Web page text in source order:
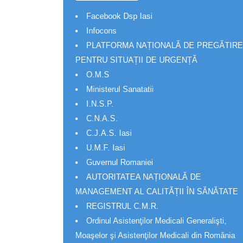
Facebook Dsp Iasi
Infocons
PLATFORMA NAȚIONALĂ DE PREGĂTIRE
PENTRU SITUAȚII DE URGENȚĂ
O.M.S
Ministerul Sanatatii
I.N.S.P.
C.N.A.S.
C.J.A.S. Iasi
U.M.F. Iasi
Guvernul Romaniei
AUTORITATEA NAȚIONALĂ DE
MANAGEMENT AL CALITĂȚII ÎN SĂNĂTATE
REGISTRUL C.M.R.
Ordinul Asistenţilor Medicali Generalişti,
Moaşelor şi Asistenţilor Medicali din România